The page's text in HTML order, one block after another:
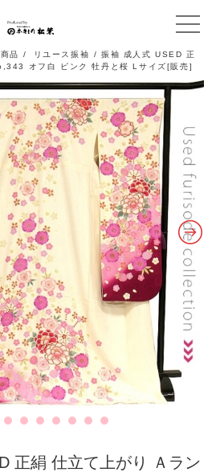
メ
ニ
ュ
ー
閉
品 / リユース振袖
/ 振袖 成人式 USED 正
オフ白 ピンク 牡丹と桜 Lサイズ[販売]
正絹 仕立て上がり Ａラン